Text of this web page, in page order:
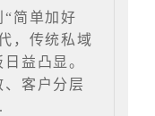
简单加好
，传统私域
益凸显。
客户分层